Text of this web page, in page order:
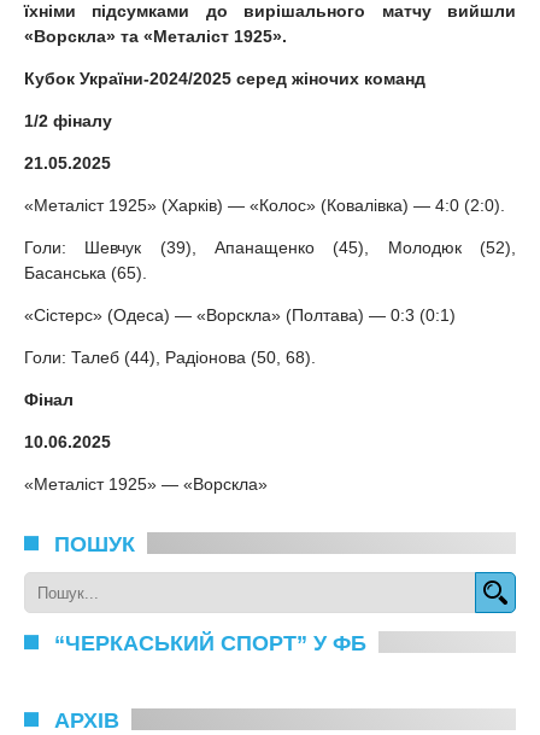
їхніми підсумками до вирішального матчу вийшли
«Ворскла» та «Металіст 1925».
Кубок України-2024/2025 серед жіночих команд
1/2 фіналу
21.05.2025
«Металіст 1925» (Харків) — «Колос» (Ковалівка) — 4:0 (2:0).
Голи: Шевчук (39), Апанащенко (45), Молодюк (52),
Басанська (65).
«Сістерс» (Одеса) — «Ворскла» (Полтава) — 0:3 (0:1)
Голи: Талеб (44), Радіонова (50, 68).
Фінал
10.06.2025
«Металіст 1925» — «Ворскла»
ПОШУК
“ЧЕРКАСЬКИЙ СПОРТ” У ФБ
АРХІВ